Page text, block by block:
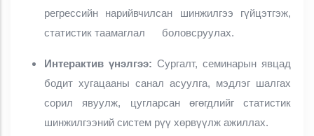
регрессийн нарийвчилсан шинжилгээ гүйцэтгэж,
статистик таамаглал боловсруулах.
Интерактив үнэлгээ: Сургалт, семинарын явцад
бодит хугацааны санал асуулга, мэдлэг шалгах
сорил явуулж, цугларсан өгөгдлийг статистик
шинжилгээний систем рүү хөрвүүлж ажиллах.